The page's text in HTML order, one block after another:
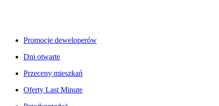
Promocje deweloperów
Dni otwarte
Przeceny mieszkań
Oferty Last Minute